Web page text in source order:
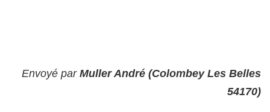
Envoyé par Muller André (Colombey Les Belles
54170)